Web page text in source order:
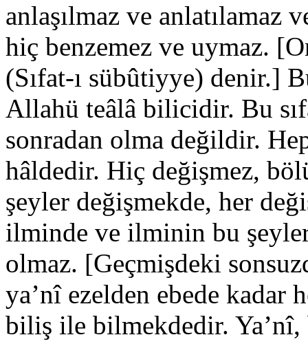
anlaşılmaz ve anlatılamaz
hiç benzemez ve uymaz.
(Sıfat-ı sübûtiyye) denir.]
Allahü teâlâ bilicidir. Bu
sonradan olma değildir.
hâldedir. Hiç değişmez,
şeyler değişmekde, her
ilminde ve ilminin bu
olmaz. [Geçmişdeki
ya’nî ezelden ebede kadar
biliş ile bilmekdedir. Ya’nî,